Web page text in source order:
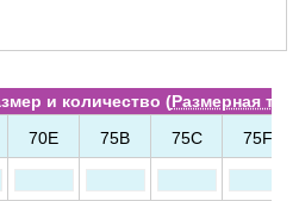
и количество (Размерная
70E 75B 75C 75F